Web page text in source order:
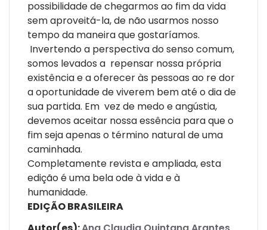
possibilidade de chegarmos ao fim da vida
sem aproveitá-la, de não usarmos nosso
tempo da maneira que gostaríamos.
Invertendo a perspectiva do senso comum,
somos levados a repensar nossa própria
existência e a oferecer às pessoas ao re dor
a oportunidade de viverem bem até o dia de
sua partida. Em vez de medo e angústia,
devemos aceitar nossa essência para que o
fim seja apenas o término natural de uma
caminhada.
Completamente revista e ampliada, esta
edição é uma bela ode à vida e à
humanidade.
EDIÇÃO BRASILEIRA